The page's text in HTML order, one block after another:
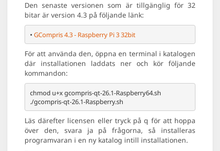
Den senaste versionen som är tillgänglig för 32
bitar är version 4.3 på följande länk:
• GCompris 4.3 - Raspberry Pi 3 32bit
För att använda den, öppna en terminal i katalogen
där installationen laddats ner och kör följande
kommandon:
chmod u+x gcompris-qt-26.1-Raspberry64.sh
Läs därefter licensen eller tryck på q för att hoppa
över den, svara ja på frågorna, så installeras
programvaran i en ny katalog intill installationen.